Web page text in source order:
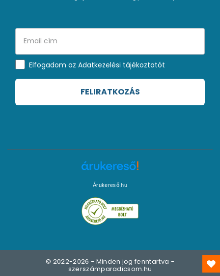
Elfogadom az Adatkezelési tájékoztatót
FELIRATKOZÁS
Árukereső.hu
© 2022-2026 - Minden jog fenntartva -
szerszámparadicsom.hu